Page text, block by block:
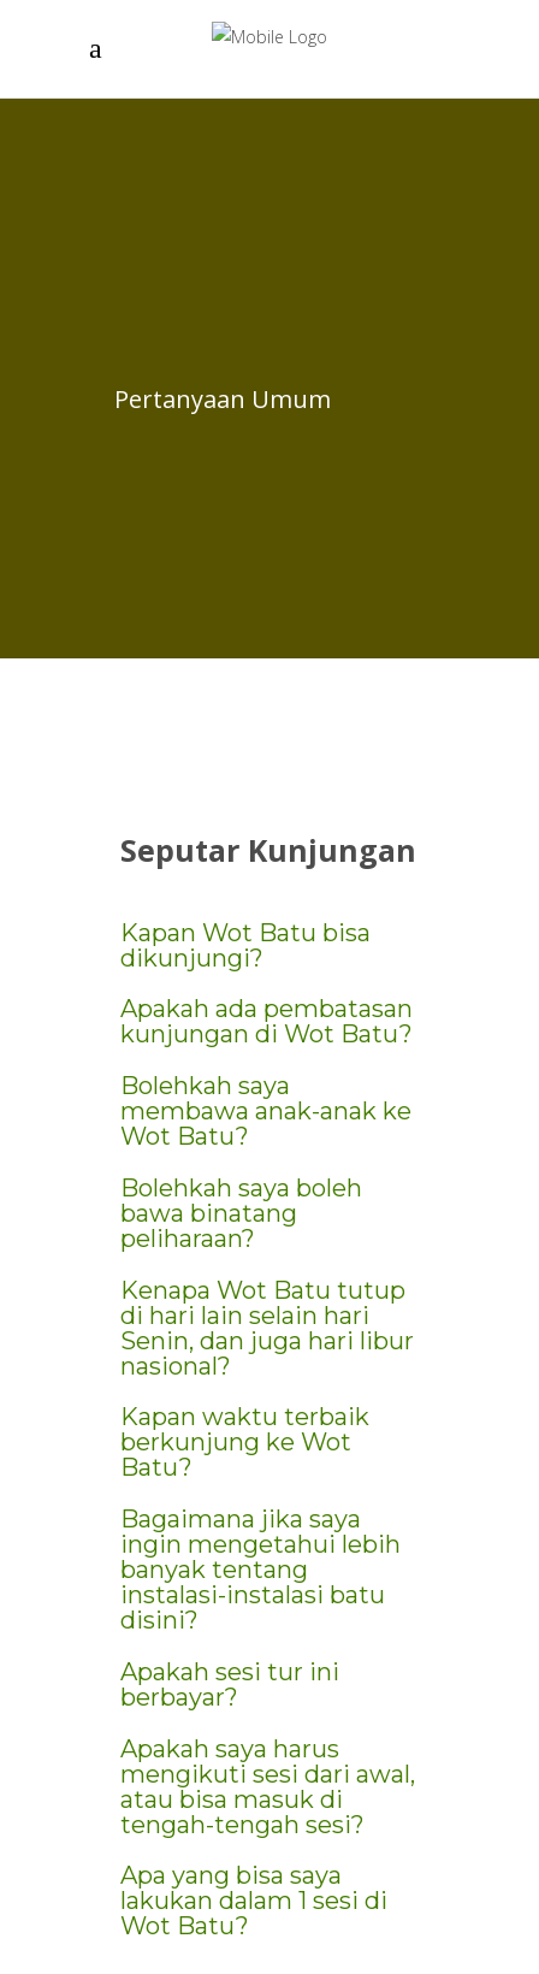
Pertanyaan Umum
Seputar Kunjungan
Kapan Wot Batu bisa
dikunjungi?
Apakah ada pembatasan
kunjungan di Wot Batu?
Bolehkah saya
membawa anak-anak ke
Wot Batu?
Bolehkah saya boleh
bawa binatang
peliharaan?
Kenapa Wot Batu tutup
di hari lain selain hari
Senin, dan juga hari libur
nasional?
Kapan waktu terbaik
berkunjung ke Wot
Batu?
Bagaimana jika saya
ingin mengetahui lebih
banyak tentang
instalasi-instalasi batu
disini?
Apakah sesi tur ini
berbayar?
Apakah saya harus
mengikuti sesi dari awal,
atau bisa masuk di
tengah-tengah sesi?
Apa yang bisa saya
lakukan dalam 1 sesi di
Wot Batu?